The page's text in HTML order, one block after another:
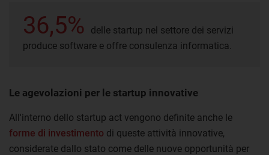
36,5%
delle startup nel settore dei servizi
produce software e offre consulenza informatica.
Le agevolazioni per le startup innovative
All'interno dello startup act vengono definite anche le
forme di investimento di queste attività innovative,
considerate dallo stato come delle nuove opportunità per